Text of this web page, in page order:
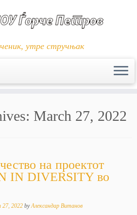
утре стручњак
March 27, 2022
на проектот
IN DIVERSITY во
27, 2022 byАлександар Витанов